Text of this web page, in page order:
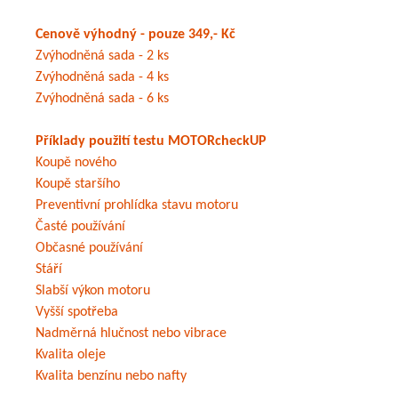
Cenově výhodný - pouze 349,- Kč
Zvýhodněná sada - 2 ks
Zvýhodněná sada - 4 ks
Zvýhodněná sada - 6 ks
Příklady použití testu MOTORcheckUP
Koupě nového
Koupě staršího
Preventivní prohlídka stavu motoru
Časté používání
Občasné používání
Stáří
Slabší výkon motoru
Vyšší spotřeba
Nadměrná hlučnost nebo vibrace
Kvalita oleje
Kvalita benzínu nebo nafty